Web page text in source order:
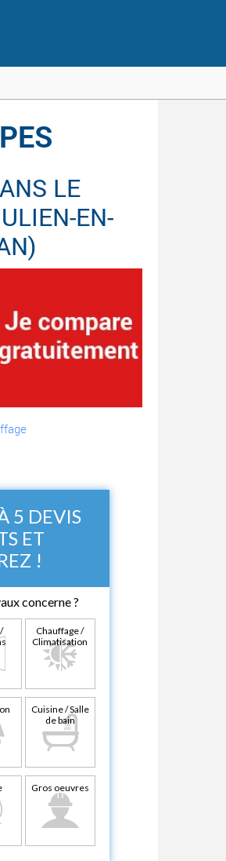
LE
EN-
5 DEVIS
ET
!
concerne ?
Chauffage /
Climatisation
Cuisine / Salle
de bain
Gros oeuvres